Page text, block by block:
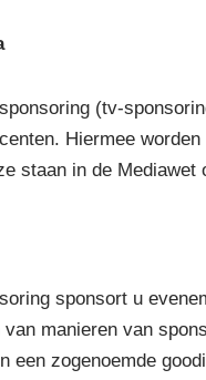
(tv-
Hiermee
staan in de Mediawet
sponsort u
manieren van
een zogenoemde